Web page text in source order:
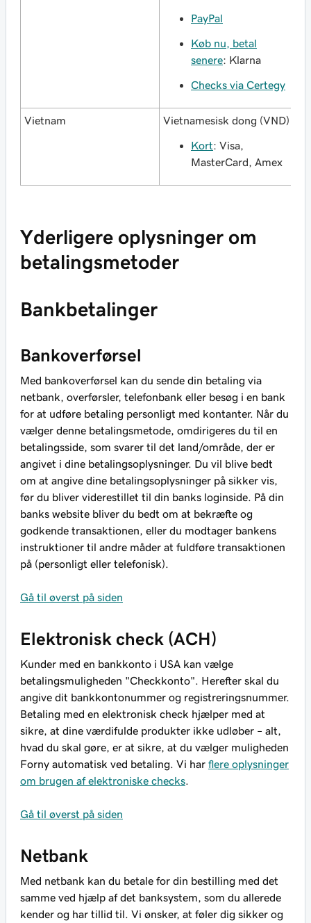
PayPal
Køb nu, betal
senere: Klarna
Checks via Certegy
Vietnam Vietnamesisk dong (VND)
Kort: Visa,
MasterCard, Amex
Yderligere oplysninger om
betalingsmetoder
Bankbetalinger
Bankoverførsel
Med bankoverførsel kan du sende din betaling via
netbank, overførsler, telefonbank eller besøg i en bank
for at udføre betaling personligt med kontanter. Når du
vælger denne betalingsmetode, omdirigeres du til en
betalingsside, som svarer til det land/område, der er
angivet i dine betalingsoplysninger. Du vil blive bedt
om at angive dine betalingsoplysninger på sikker vis,
før du bliver viderestillet til din banks loginside. På din
banks website bliver du bedt om at bekræfte og
godkende transaktionen, eller du modtager bankens
instruktioner til andre måder at fuldføre transaktionen
på (personligt eller telefonisk).
Gå til øverst på siden
Elektronisk check (ACH)
Kunder med en bankkonto i USA kan vælge
betalingsmuligheden "Checkkonto". Herefter skal du
angive dit bankkontonummer og registreringsnummer.
Betaling med en elektronisk check hjælper med at
sikre, at dine værdifulde produkter ikke udløber – alt,
hvad du skal gøre, er at sikre, at du vælger muligheden
Forny automatisk ved betaling. Vi har flere oplysninger
om brugen af elektroniske checks
Gå til øverst på siden
Netbank
Med netbank kan du betale for din bestilling med det
samme ved hjælp af det banksystem, som du allerede
kender og har tillid til. Vi ønsker, at føler dig sikker og